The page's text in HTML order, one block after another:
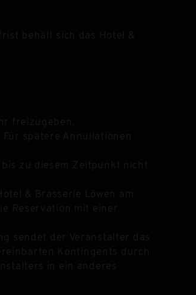
behält sich das Hotel &
freizugeben.
spätere Annullationen
zu diesem Zeitpunkt nicht
& Brasserie Löwen am
Reservation mit einer
sendet der Veranstalter das
Kontingents durch
in ein anderes